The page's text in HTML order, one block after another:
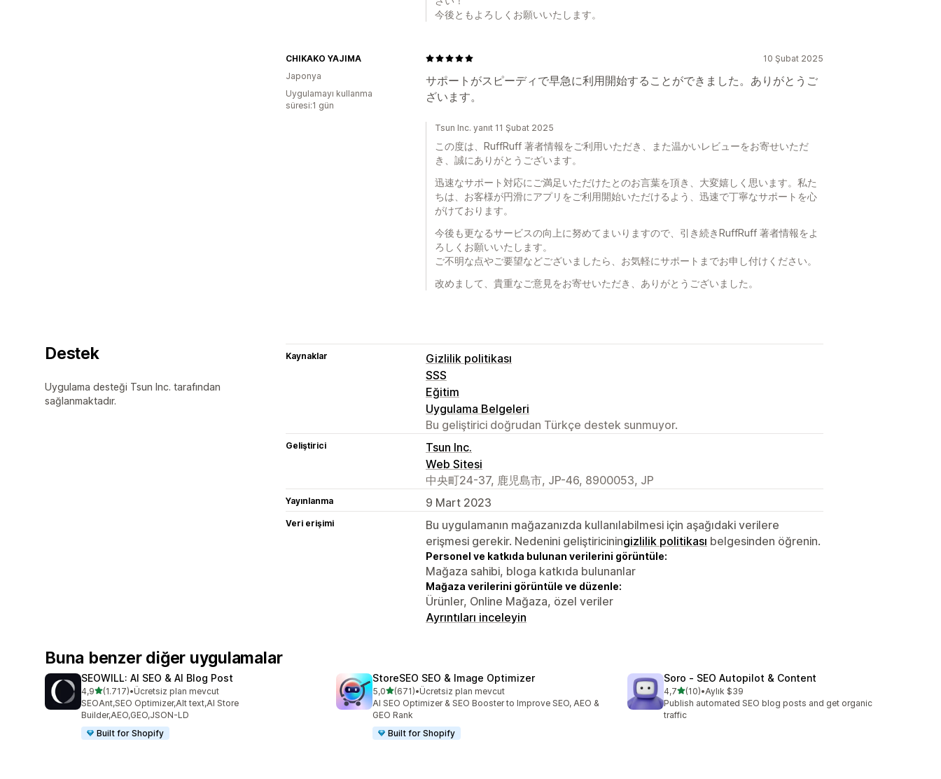
今後ともよろしくお願いいたします。
10 Şubat 2025
サポートがスピーディで早急に利用開始することができました。ありがとうご
ざいます。
CHIKAKO YAJIMA
Japonya
Uygulamayı kullanma
süresi:1 gün
Tsun Inc. yanıt 11 Şubat 2025
この度は、RuffRuff 著者情報をご利用いただき、また温かいレビューをお寄せいただ
き、誠にありがとうございます。
迅速なサポート対応にご満足いただけたとのお言葉を頂き、大変嬉しく思います。私た
ちは、お客様が円滑にアプリをご利用開始いただけるよう、迅速で丁寧なサポートを心
がけております。
今後も更なるサービスの向上に努めてまいりますので、引き続きRuffRuff 著者情報をよ
ろしくお願いいたします。
ご不明な点やご要望などございましたら、お気軽にサポートまでお申し付けください。
改めまして、貴重なご意見をお寄せいただき、ありがとうございました。
Destek
Uygulama desteği Tsun Inc. tarafından
sağlanmaktadır.
Kaynaklar
Gizlilik politikası
SSS
Eğitim
Uygulama Belgeleri
Bu geliştirici doğrudan Türkçe destek sunmuyor.
Geliştirici
Tsun Inc.
Web Sitesi
中央町24-37, 鹿児島市, JP-46, 8900053, JP
Yayınlanma 9 Mart 2023
Veri erişimi
Bu uygulamanın mağazanızda kullanılabilmesi için aşağıdaki verilere
erişmesi gerekir. Nedenini geliştiriciningizlilik politikası belgesinden öğrenin.
Personel ve katkıda bulunan verilerini görüntüle:
Mağaza sahibi, bloga katkıda bulunanlar
Mağaza verilerini görüntüle ve düzenle:
Ürünler, Online Mağaza, özel veriler
Ayrıntıları inceleyin
Buna benzer diğer uygulamalar
SEOWILL: AI SEO & AI Blog Post
4,95 yıldız üzerinden
(1.717)
toplam 1717 değerlendirme
•Ücretsiz plan mevcut
SEOAnt,SEO Optimizer,Alt text,AI Store
Builder,AEO,GEO,JSON-LD
Built for Shopify
StoreSEO SEO & Image Optimizer
5,05 yıldız üzerinden
(671)
toplam 671 değerlendirme
•Ücretsiz plan mevcut
AI SEO Optimizer & SEO Booster to Improve SEO, AEO &
GEO Rank
Built for Shopify
Soro ‑ SEO Autopilot & Content
4,75 yıldız üzerinden
(10)
toplam 10 değerlendirme
•Aylık $39
Publish automated SEO blog posts and get organic
traffic